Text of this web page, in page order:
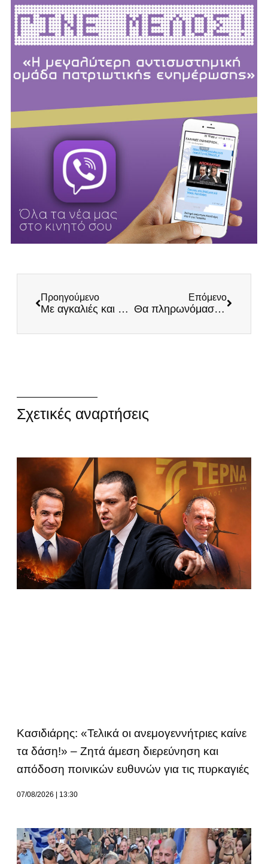
Προηγούμενο
Με αγκαλιές και φιλιά απάντησε ο Δένδιας στην επιθετική πολιτική της Τουρκίας
Επόμενο
Θα πληρωνόμαστε με… ρεπό – Απίστευτος κυνισμός Χατζηδάκη
Σχετικές αναρτήσεις
Κασιδιάρης: «Τελικά οι ανεμογεννήτριες καίνε
τα δάση!» – Ζητά άμεση διερεύνηση και
απόδοση ποινικών ευθυνών για τις πυρκαγιές
07/08/2026 13:30